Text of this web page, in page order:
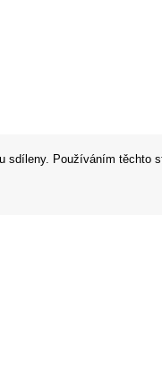
Používáním těchto